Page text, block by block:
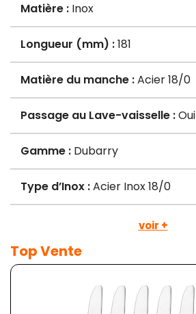
Matière : Inox
Longueur (mm) :181
Matière du manche :Acier 18/0
Passage au Lave-vaisselle :Oui
Gamme : Dubarry
Type d’Inox :Acier Inox 18/0
voir +
Top Vente